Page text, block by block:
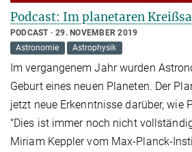
Podcast: Im planetaren
PODCAST
29. NOVEMBER 2019
Astronomie
Astrophysik
Im vergangenem Jahr wurden
Geburt eines neuen Planeten. Der
jetzt neue Erkenntnisse darüber, wie
"Dies ist immer noch nicht
Miriam Keppler vom Max-Planck-